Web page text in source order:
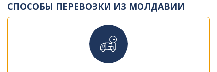
СПОСОБЫ ПЕРЕВОЗКИ ИЗ МОЛДАВИИ